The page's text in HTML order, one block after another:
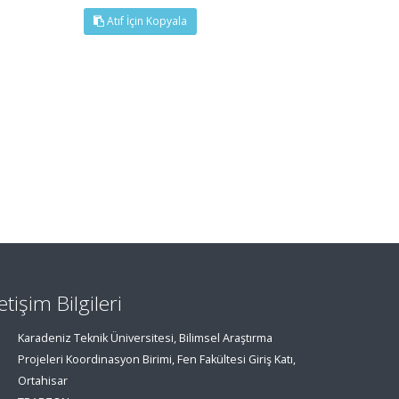
Atıf İçin Kopyala
Bilgileri
Karadeniz Teknik Üniversitesi, Bilimsel Araştırma
Projeleri Koordinasyon Birimi, Fen Fakültesi Giriş Katı,
Ortahisar